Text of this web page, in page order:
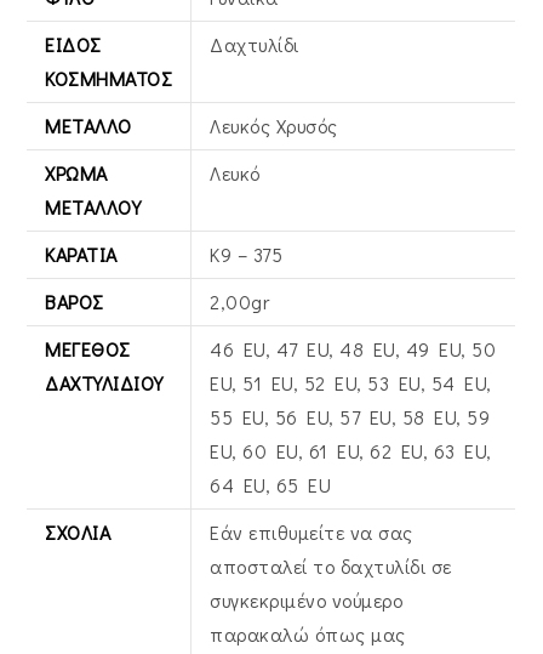
ΕΊΔΟΣ
ΚΟΣΜΉΜΑΤΟΣ
Δαχτυλίδι
ΜΈΤΑΛΛΟ
Λευκός Xρυσός
ΧΡΏΜΑ
ΜΕΤΆΛΛΟΥ
Λευκό
ΚΑΡΆΤΙΑ
Κ9 – 375
ΒΆΡΟΣ
2,00gr
ΜΈΓΕΘΟΣ
ΔΑΧΤΥΛΙΔΙΟΎ
46 EU, 47 EU, 48 EU, 49 EU, 50
EU, 51 EU, 52 EU, 53 EU, 54 EU,
55 EU, 56 EU, 57 EU, 58 EU, 59
EU, 60 EU, 61 EU, 62 EU, 63 EU,
64 EU, 65 EU
ΣΧΌΛΙΑ
Εάν επιθυμείτε να σας
αποσταλεί το δαχτυλίδι σε
συγκεκριμένο νούμερο
παρακαλώ όπως μας